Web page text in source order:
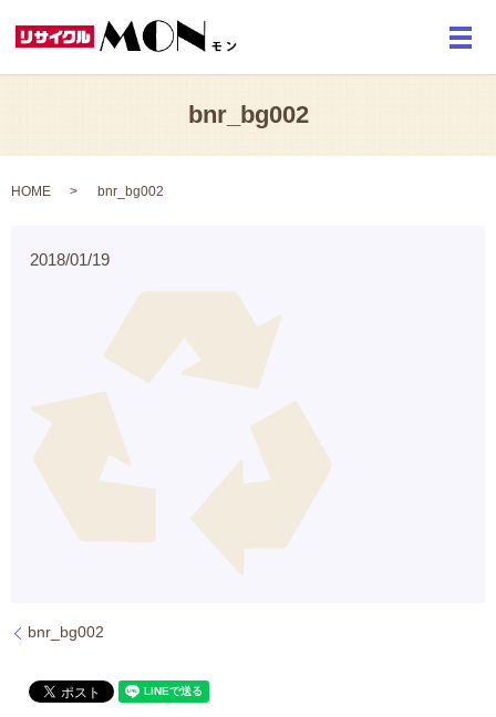
メ
bnr_bg002
HOME bnr_bg002
2018/01/19
bnr_bg002